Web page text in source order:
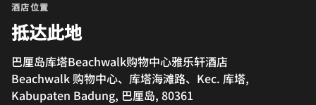
酒店位置
抵达此地
巴厘岛库塔Beachwalk购物中心雅乐轩酒店
Beachwalk 购物中心、库塔海滩路、Kec. 库塔,
Kabupaten Badung, 巴厘岛, 80361